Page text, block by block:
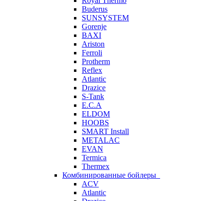
Buderus
SUNSYSTEM
Gorenje
BAXI
Ariston
Ferroli
Protherm
Reflex
Atlantic
Drazice
S-Tank
E.C.A
ELDOM
HOOBS
SMART Install
METALAC
EVAN
Termica
Thermex
Комбинированные бойлеры
ACV
Atlantic